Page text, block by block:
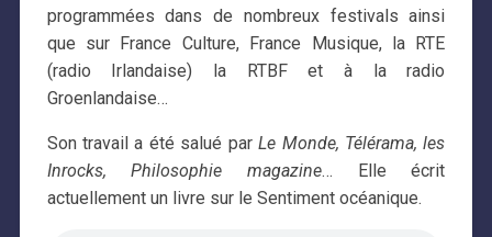
programmées dans de nombreux festivals ainsi
que sur France Culture, France Musique, la RTE
(radio Irlandaise) la RTBF et à la radio
Groenlandaise…
Son travail a été salué parLe Monde, Télérama, les
Inrocks, Philosophie magazine… Elle écrit
actuellement un livre sur le Sentiment océanique.